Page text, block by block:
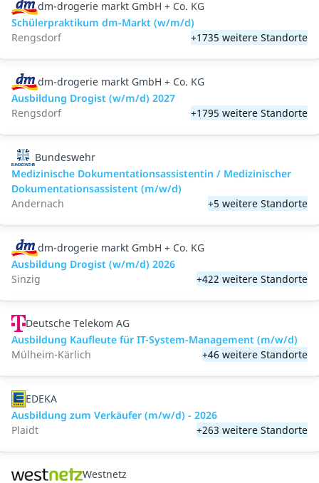
dm-drogerie markt GmbH + Co. KG
Schülerpraktikum dm-Markt (w/m/d)
Rengsdorf
+1735 weitere Standorte
dm-drogerie markt GmbH + Co. KG
Ausbildung Drogist (w/m/d) 2027
Rengsdorf
+1795 weitere Standorte
Bundeswehr
Medizinische Dokumentationsassistentin / Medizinischer
Dokumentationsassistent (m/w/d)
Andernach
+5 weitere Standorte
dm-drogerie markt GmbH + Co. KG
Ausbildung Drogist (w/m/d) 2026
Sinzig
+422 weitere Standorte
Deutsche Telekom AG
Ausbildung Kaufleute für IT-System-Management (m/w/d)
Mülheim-Kärlich
+46 weitere Standorte
EDEKA
Ausbildung zum Verkäufer (m/w/d) - 2026
Plaidt
+263 weitere Standorte
Westnetz